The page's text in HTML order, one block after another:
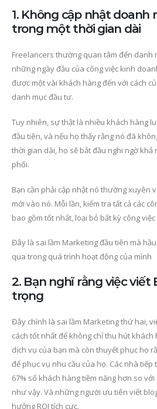
1. Không cập nhật doanh
trong một thời gian dài
Freelancers thường quan tâm đến danh
những ngày đầu của công việc kinh
được một vài khách hàng đến với cách
danh mục đầu tư.
Tuy nhiên, sự thật là nhiều khách hàng
đầu tiên, và nếu họ thấy rằng nó đã
thời gian dài, họ sẽ bắt đầu nghi ngờ khả
phối.
Bạn cần phải cập nhật nó thường xuyên
mới vào nó. Mỗi lần, kiểm tra tất cả các
bao gồm tốt nhất, loại bỏ bất kỳ công
Đây là sai lầm Marketing đầu tiên mà
qua trong quá trình hoạt động của mình
2. Bạn nghĩ rằng việc viết
trọng
Đây chính là sai lầm Marketing thứ hai,
cách tốt nhất để không chỉ thu hút khách
dịch vụ của bạn mà còn thuyết phục họ
để phục vụ nhu cầu của họ. Các nhà
67% số khách hàng tiềm năng hơn so
như vậy. Và những người ưu tiên viết
hưởng ROI tích cực.